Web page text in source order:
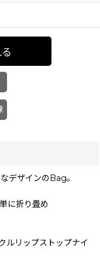
デザインのBag。
に折り畳め
ルリップストップナイ